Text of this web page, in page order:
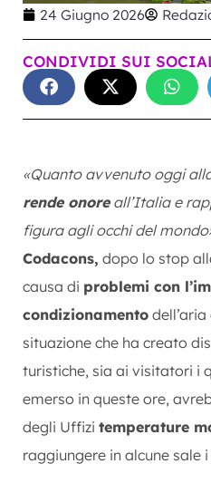
24 Giugno 2026
CONDIVIDI SUI
«Quanto avvenuto oggi
rende onoreall’Italia e
figura agli occhi del
Codacons, dopo lo stop
causa di problemi con
condizionamento
situazione che ha creato
turistiche, sia ai visitatori i
emerso in queste ore,
degli Uffizi temperature
raggiungere in alcune sale i